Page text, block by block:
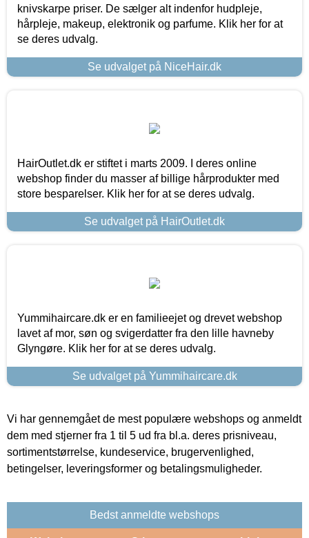
knivskarpe priser. De sælger alt indenfor hudpleje,
hårpleje, makeup, elektronik og parfume. Klik her for at
se deres udvalg.
Se udvalget på NiceHair.dk
HairOutlet.dk er stiftet i marts 2009. I deres online
webshop finder du masser af billige hårprodukter med
store besparelser. Klik her for at se deres udvalg.
Se udvalget på HairOutlet.dk
Yummihaircare.dk er en familieejet og drevet webshop
lavet af mor, søn og svigerdatter fra den lille havneby
Glyngøre. Klik her for at se deres udvalg.
Se udvalget på Yummihaircare.dk
Vi har gennemgået de mest populære webshops og anmeldt
dem med stjerner fra 1 til 5 ud fra bl.a. deres prisniveau,
sortimentstørrelse, kundeservice, brugervenlighed,
betingelser, leveringsformer og betalingsmuligheder.
Bedst anmeldte webshops